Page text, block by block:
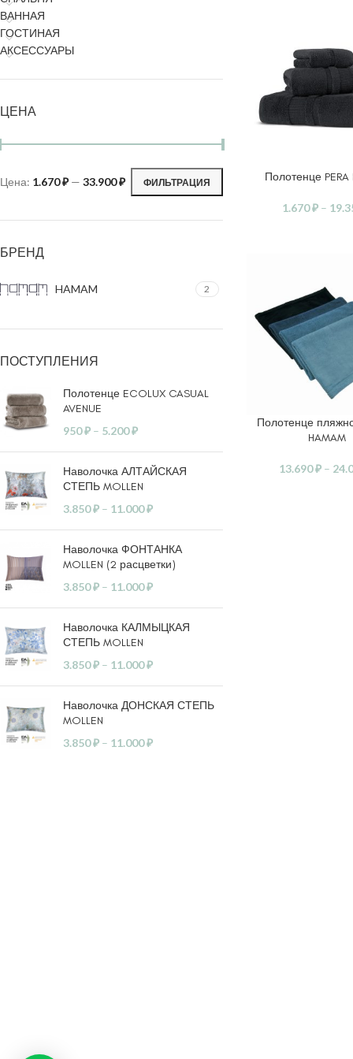
ВАННАЯ
ГОСТИНАЯ
АКСЕССУАРЫ
ЦЕНА
ФИЛЬТРАЦИЯ
Цена: 1.670 ₽— 33.900 ₽
БРЕНД
HAMAM 2
ПОСТУПЛЕНИЯ
Полотенце ECOLUX CASUAL
AVENUE
950₽ – 5.200₽
Наволочка АЛТАЙСКАЯ
СТЕПЬ MOLLEN
3.850₽ – 11.000₽
Наволочка ФОНТАНКА
MOLLEN (2 расцветки)
3.850₽ – 11.000₽
Наволочка КАЛМЫЦКАЯ
СТЕПЬ MOLLEN
3.850₽ – 11.000₽
Наволочка ДОНСКАЯ СТЕПЬ
MOLLEN
3.850₽ – 11.000₽
ВЫБЕРИТЕ
Полотенце PERA
1.670₽ –
ВЫБЕРИТЕ
Полотенце
HAMAM
13.690₽ –